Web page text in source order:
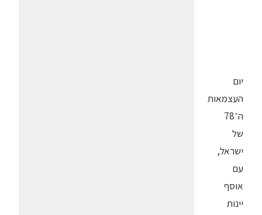
יום
העצמאות
ה־78
של
ישראל,
עם
אוסף
יינות